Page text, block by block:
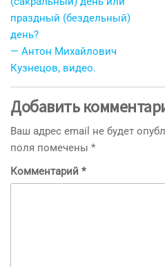
записям
праздный (бездельный)
день?
— Антон Михайлович
Кузнецов, видео.
Добавить
Ваш адрес email не будет
поля помечены *
Комментарий *